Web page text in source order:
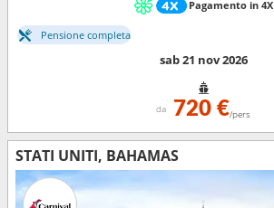
Pagamento in 4X
Pensione completa
sab 21 nov 2026
da 720 €/pers
STATI UNITI, BAHAMAS